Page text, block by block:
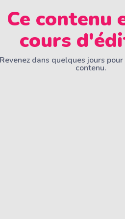
Ce contenu
cours
Revenez dans quelques jours
contenu.